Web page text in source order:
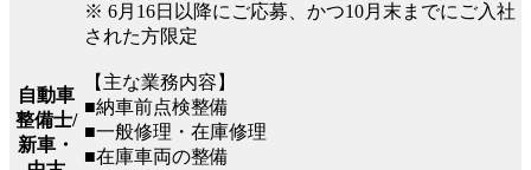
自動車
整備士/
新車・
※ 6月16日以降にご応募、かつ10月末までにご入社
された方限定
【主な業務内容】
■納車前点検整備
■一般修理・在庫修理
■在庫車両の整備